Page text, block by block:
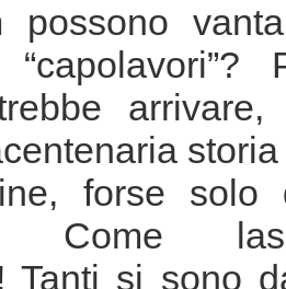
possono
arrivare,
forse
Come
Tanti si sono